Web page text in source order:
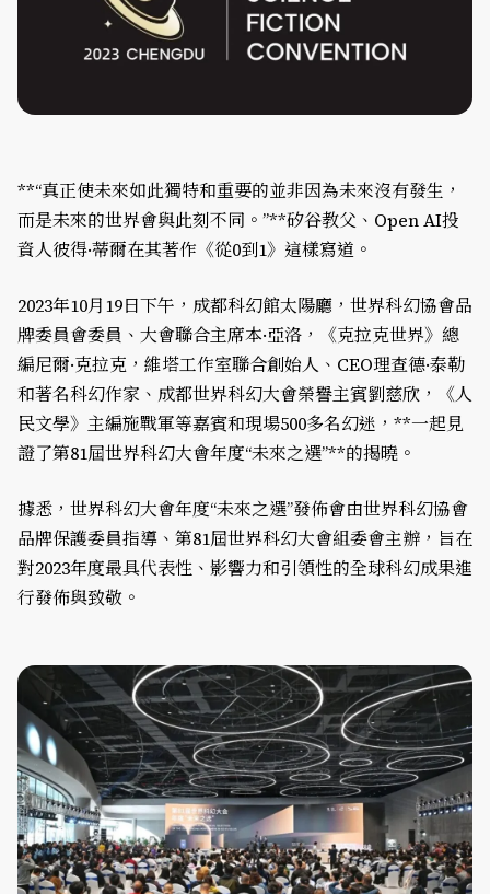
**“真正使未來如此獨特和重要的並非因為未來沒有發生，
而是未來的世界會與此刻不同。”**矽谷教父、Open AI投
資人彼得·蒂爾在其著作《從0到1》這樣寫道。
2023年10月19日下午，成都科幻館太陽廳，世界科幻協會品
牌委員會委員、大會聯合主席本·亞洛，《克拉克世界》總
編尼爾·克拉克，維塔工作室聯合創始人、CEO理查德·泰勒
和著名科幻作家、成都世界科幻大會榮譽主賓劉慈欣，《人
民文學》主編施戰軍等嘉賓和現場500多名幻迷，**一起見
證了第81屆世界科幻大會年度“未來之選”**的揭曉。
據悉，世界科幻大會年度“未來之選”發佈會由世界科幻協會
品牌保護委員指導、第81屆世界科幻大會組委會主辦，旨在
對2023年度最具代表性、影響力和引領性的全球科幻成果進
行發佈與致敬。